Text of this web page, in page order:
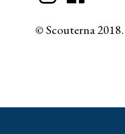
© Scouterna